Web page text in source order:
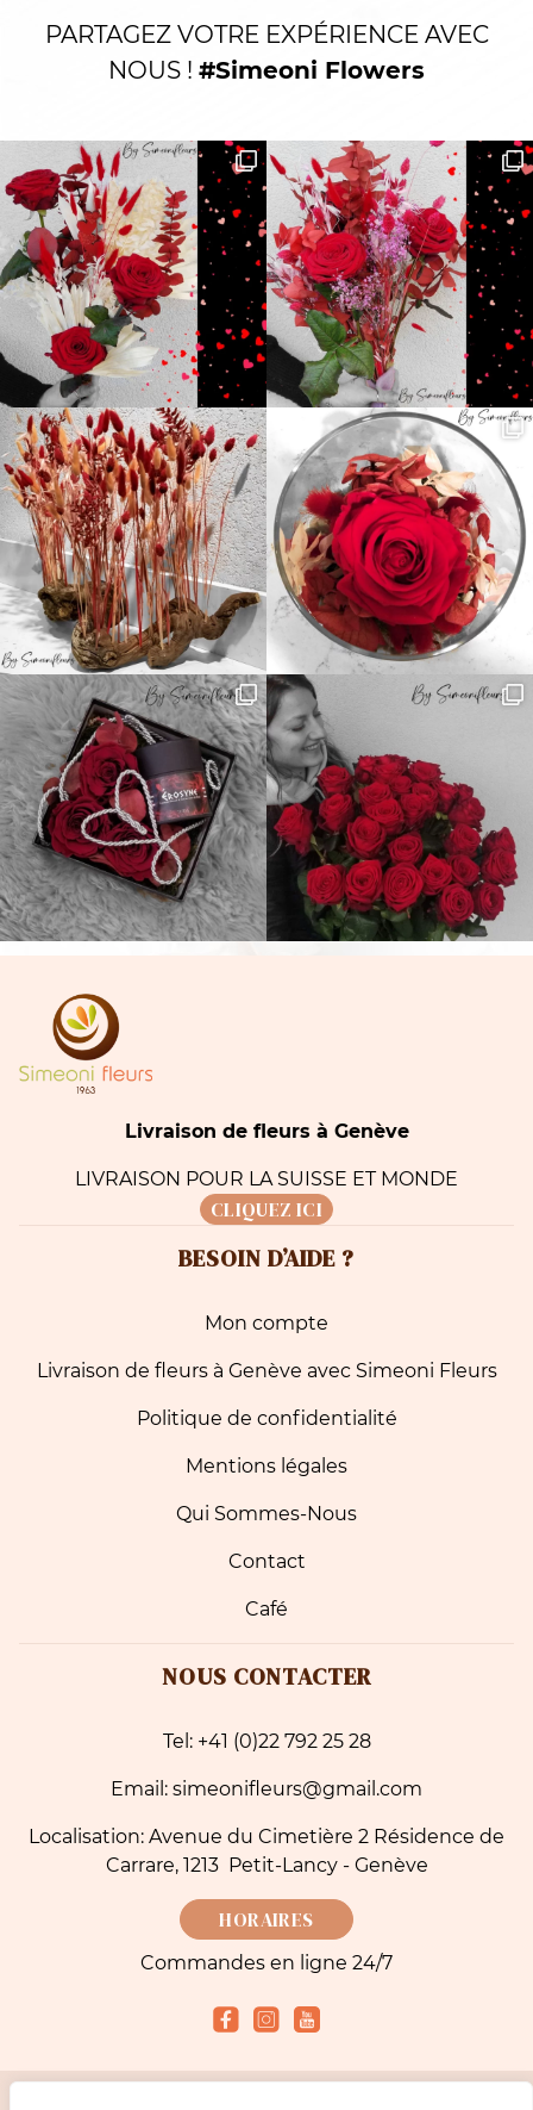
PARTAGEZ VOTRE EXPÉRIENCE AVEC
NOUS ! #Simeoni Flowers
Livraison de fleurs à Genève
LIVRAISON POUR LA SUISSE ET MONDE
CLIQUEZ ICI
BESOIN D’AIDE ?
Mon compte
Livraison de fleurs à Genève avec Simeoni Fleurs
Politique de confidentialité
Mentions légales
Qui Sommes-Nous
Contact
Café
NOUS CONTACTER
Tel: +41 (0)22 792 25 28
Email: simeonifleurs@gmail.com
Localisation: Avenue du Cimetière 2 Résidence de
Carrare, 1213 Petit-Lancy - Genève
HORAIRES
Commandes en ligne 24/7